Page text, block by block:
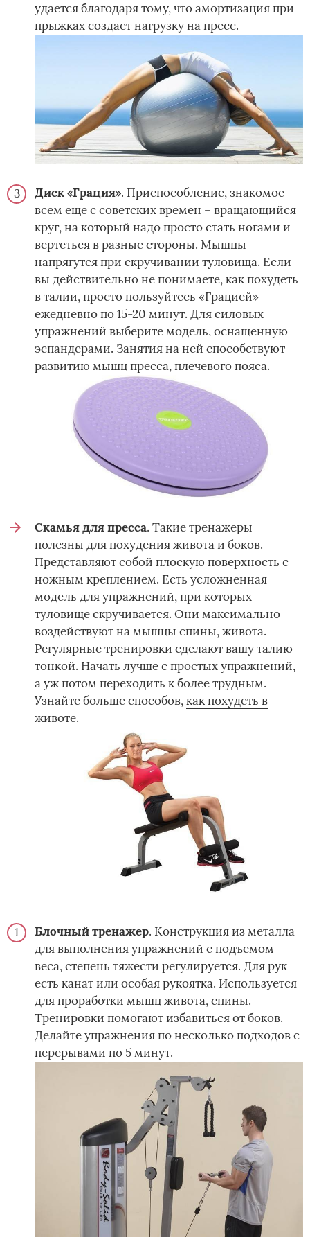
удается благодаря тому, что амортизация при
прыжках создает нагрузку на пресс.
Диск «Грация». Приспособление, знакомое
всем еще с советских времен – вращающийся
круг, на который надо просто стать ногами и
вертеться в разные стороны. Мышцы
напрягутся при скручивании туловища. Если
вы действительно не понимаете, как похудеть
в талии, просто пользуйтесь «Грацией»
ежедневно по 15-20 минут. Для силовых
упражнений выберите модель, оснащенную
эспандерами. Занятия на ней способствуют
развитию мышц пресса, плечевого пояса.
Скамья для пресса. Такие тренажеры
полезны для похудения живота и боков.
Представляют собой плоскую поверхность с
ножным креплением. Есть усложненная
модель для упражнений, при которых
туловище скручивается. Они максимально
воздействуют на мышцы спины, живота.
Регулярные тренировки сделают вашу талию
тонкой. Начать лучше с простых упражнений,
а уж потом переходить к более трудным.
Узнайте больше способов,как похудеть в
животе.
Блочный тренажер. Конструкция из металла
для выполнения упражнений с подъемом
веса, степень тяжести регулируется. Для рук
есть канат или особая рукоятка. Используется
для проработки мышц живота, спины.
Тренировки помогают избавиться от боков.
Делайте упражнения по несколько подходов с
перерывами по 5 минут.